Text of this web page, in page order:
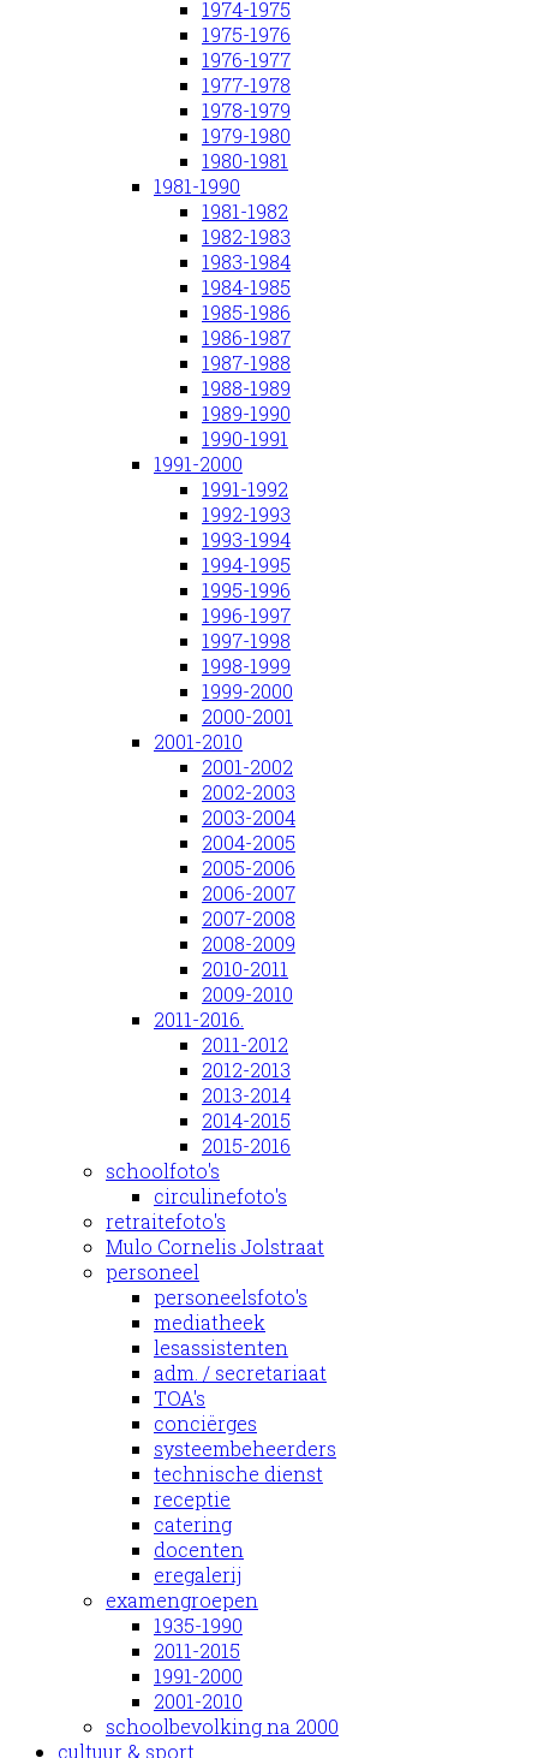
1974-1975
1975-1976
1976-1977
1977-1978
1978-1979
1979-1980
1980-1981
1981-1990
1981-1982
1982-1983
1983-1984
1984-1985
1985-1986
1986-1987
1987-1988
1988-1989
1989-1990
1990-1991
1991-2000
1991-1992
1992-1993
1993-1994
1994-1995
1995-1996
1996-1997
1997-1998
1998-1999
1999-2000
2000-2001
2001-2010
2001-2002
2002-2003
2003-2004
2004-2005
2005-2006
2006-2007
2007-2008
2008-2009
2010-2011
2009-2010
2011-2016.
2011-2012
2012-2013
2013-2014
2014-2015
2015-2016
schoolfoto's
circulinefoto's
retraitefoto's
Mulo Cornelis Jolstraat
personeel
personeelsfoto's
mediatheek
lesassistenten
adm. / secretariaat
TOA's
conciërges
systeembeheerders
technische dienst
receptie
catering
docenten
eregalerij
examengroepen
1935-1990
2011-2015
1991-2000
2001-2010
schoolbevolking na 2000
cultuur & sport